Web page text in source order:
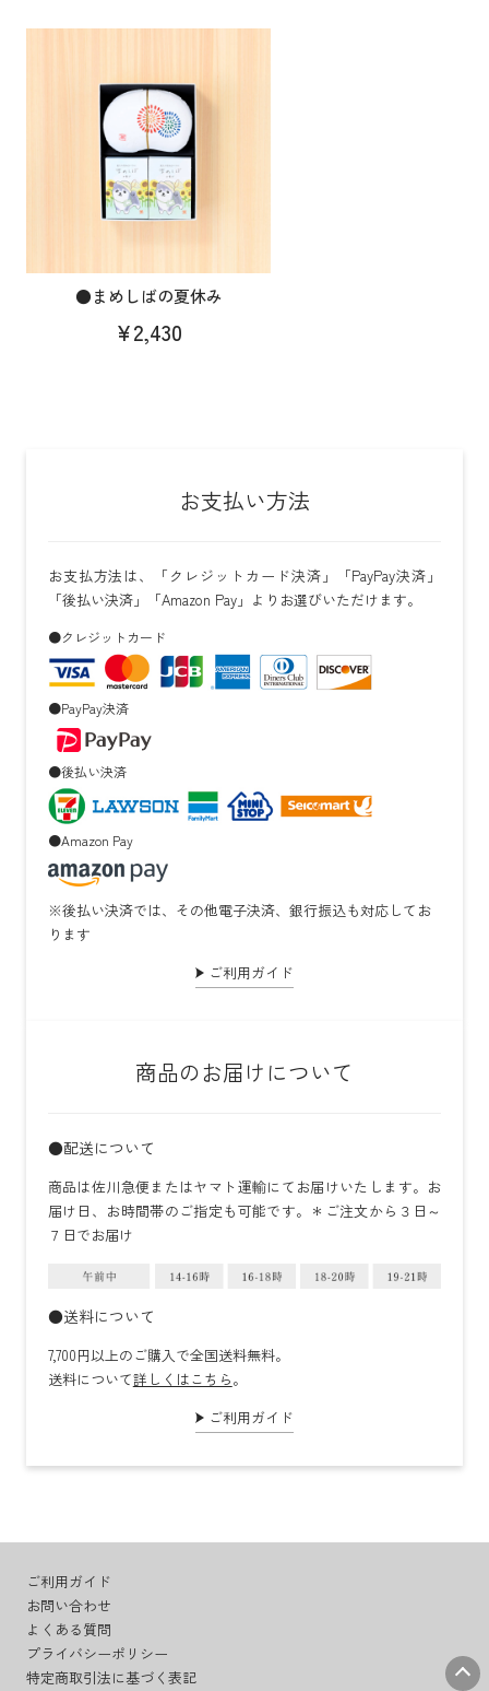
●まめしばの夏休み
¥2,430
お支払い方法
お支払方法は、「クレジットカード決済」「PayPay決済」
「後払い決済」「Amazon Pay」よりお選びいただけます。
●クレジットカード
●PayPay決済
●後払い決済
●Amazon Pay
※後払い決済では、その他電子決済、銀行振込も対応してお
ります
ご利用ガイド
商品のお届けについて
●配送について
商品は佐川急便またはヤマト運輸にてお届けいたします。お
届け日、お時間帯のご指定も可能です。＊ご注文から３日～
７日でお届け
●送料について
7,700円以上のご購入で全国送料無料。
送料について詳しくはこちら。
ご利用ガイド
ご利用ガイド
お問い合わせ
よくある質問
プライバシーポリシー
特定商取引法に基づく表記